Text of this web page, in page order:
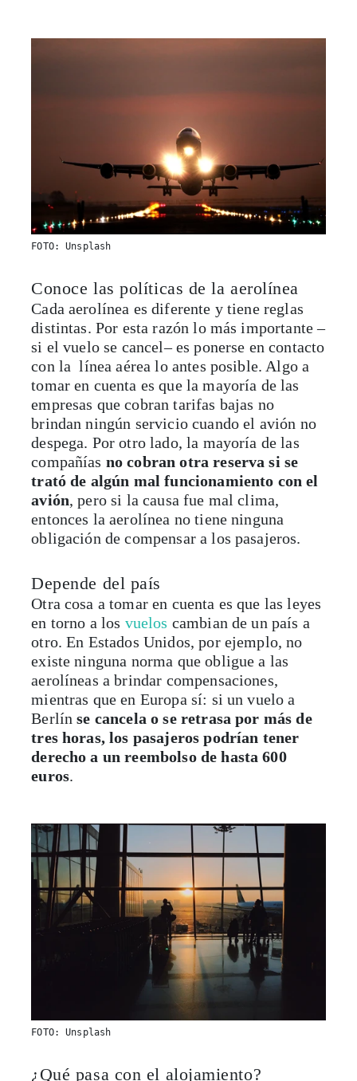
FOTO: Unsplash
Conoce las políticas de la aerolínea
Cada aerolínea es diferente y tiene reglas
distintas. Por esta razón lo más importante –
si el vuelo se cancel– es ponerse en contacto
con la línea aérea lo antes posible. Algo a
tomar en cuenta es que la mayoría de las
empresas que cobran tarifas bajas no
brindan ningún servicio cuando el avión no
despega. Por otro lado, la mayoría de las
compañías no cobran otra reserva si se
trató de algún mal funcionamiento con el
avión, pero si la causa fue mal clima,
entonces la aerolínea no tiene ninguna
obligación de compensar a los pasajeros.
Depende del país
Otra cosa a tomar en cuenta es que las leyes
en torno a los vuelos cambian de un país a
otro. En Estados Unidos, por ejemplo, no
existe ninguna norma que obligue a las
aerolíneas a brindar compensaciones,
mientras que en Europa sí: si un vuelo a
Berlínse cancela o se retrasa por más de
tres horas, los pasajeros podrían tener
derecho a un reembolso de hasta 600
euros.
FOTO: Unsplash
¿Qué pasa con el alojamiento?